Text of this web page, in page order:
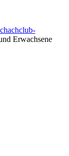
Erwachsene